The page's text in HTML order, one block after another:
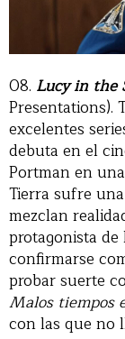
08. Lucy in the
Presentations).
excelentes
debuta en el
Portman en
Tierra sufre
mezclan
protagonista de
confirmarse
probar suerte
Malos tiempos
con las que no